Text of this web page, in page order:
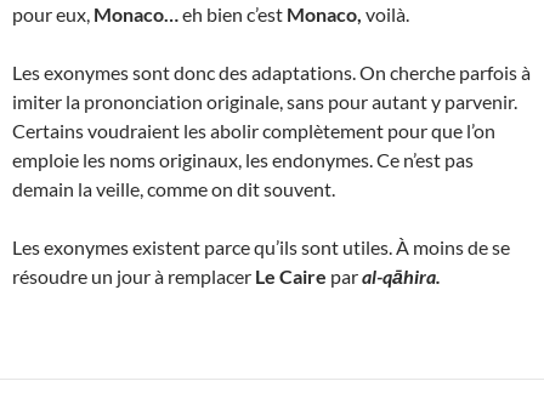
pour eux, Monaco…eh bien c’est Monaco, voilà.
Les exonymes sont donc des adaptations. On cherche parfois à
imiter la prononciation originale, sans pour autant y parvenir.
Certains voudraient les abolir complètement pour que l’on
emploie les noms originaux, les endonymes. Ce n’est pas
demain la veille, comme on dit souvent.
Les exonymes existent parce qu’ils sont utiles. À moins de se
résoudre un jour à remplacer Le Caire paral-qāhira.